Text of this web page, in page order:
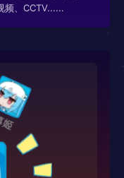
频、CCTV......